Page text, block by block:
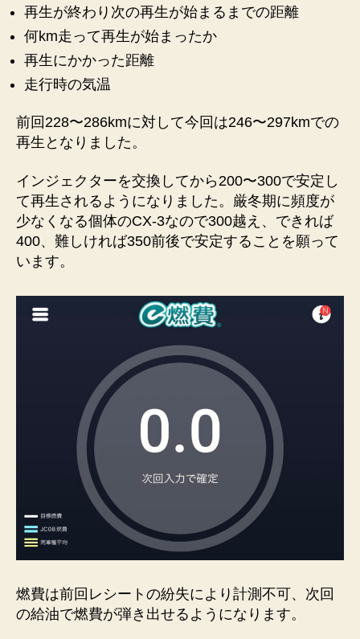
へ
の
再生が終わり次の再生が始まるまでの距離
何km走って再生が始まったか
再生にかかった距離
走行時の気温
前回228〜286kmに対して今回は246〜297kmでの
再生となりました。
インジェクターを交換してから200〜300で安定し
て再生されるようになりました。厳冬期に頻度が
少なくなる個体のCX-3なので300越え、できれば
400、難しければ350前後で安定することを願って
います。
燃費は前回レシートの紛失により計測不可、次回
の給油で燃費が弾き出せるようになります。